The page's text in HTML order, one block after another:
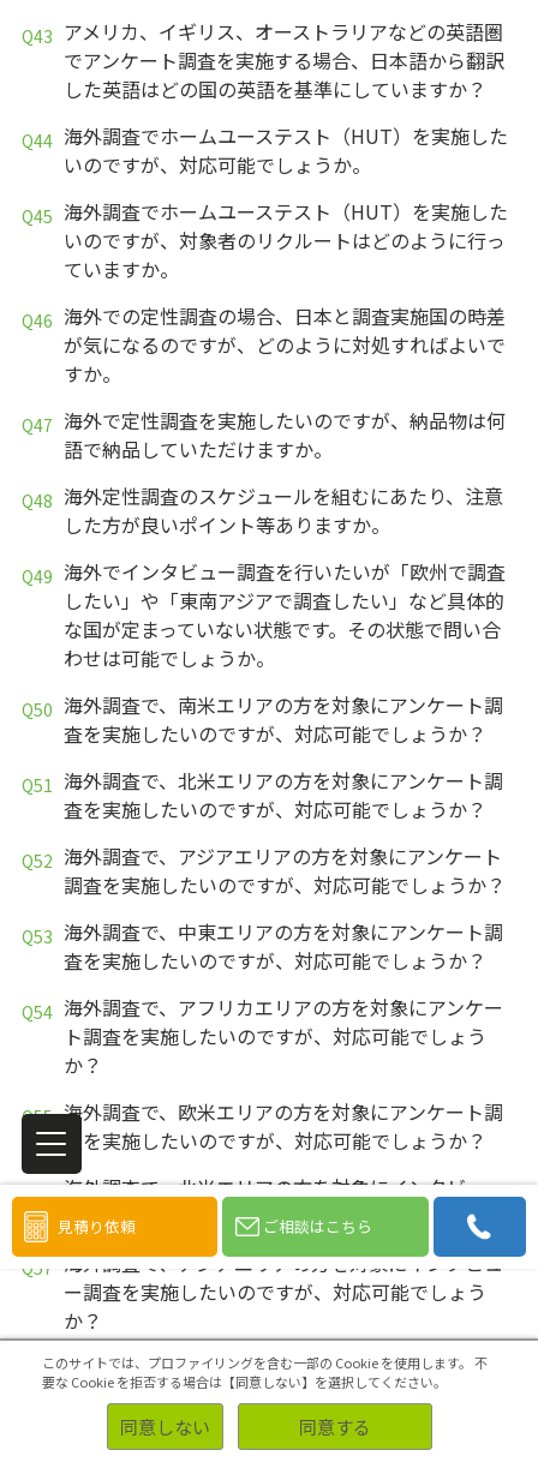
アメリカ、イギリス、オーストラリアなどの英語圏
でアンケート調査を実施する場合、日本語から翻訳
した英語はどの国の英語を基準にしていますか？
海外調査でホームユーステスト（HUT）を実施した
いのですが、対応可能でしょうか。
海外調査でホームユーステスト（HUT）を実施した
いのですが、対象者のリクルートはどのように行っ
ていますか。
海外での定性調査の場合、日本と調査実施国の時差
が気になるのですが、どのように対処すればよいで
すか。
海外で定性調査を実施したいのですが、納品物は何
語で納品していただけますか。
海外定性調査のスケジュールを組むにあたり、注意
した方が良いポイント等ありますか。
海外でインタビュー調査を行いたいが「欧州で調査
したい」や「東南アジアで調査したい」など具体的
な国が定まっていない状態です。その状態で問い合
わせは可能でしょうか。
海外調査で、南米エリアの方を対象にアンケート調
査を実施したいのですが、対応可能でしょうか？
海外調査で、北米エリアの方を対象にアンケート調
査を実施したいのですが、対応可能でしょうか？
海外調査で、アジアエリアの方を対象にアンケート
調査を実施したいのですが、対応可能でしょうか？
海外調査で、中東エリアの方を対象にアンケート調
査を実施したいのですが、対応可能でしょうか？
海外調査で、アフリカエリアの方を対象にアンケー
ト調査を実施したいのですが、対応可能でしょう
か？
海外調査で、欧米エリアの方を対象にアンケート調
査を実施したいのですが、対応可能でしょうか？
海外調査で、北米エリアの方を対象にインタビュー
調査を実施したいのですが、対応可能でしょうか？
海外調査で、アジアエリアの方を対象にインタビュ
ー調査を実施したいのですが、対応可能でしょう
か？
海外調査で、中東エリアの方を対象にインタビュー
調査を実施したいのですが、対応可能でしょうか？
海外調査で、アフリカエリアの方を対象にインタビ
見積り依頼 ご相談はこちら
このサイトでは、プロファイリングを含む一部の Cookie を使用します。 不
要な Cookie を拒否する場合は【同意しない】を選択してください。
同意しない 同意する